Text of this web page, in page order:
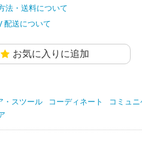
法・送料について
配送について
お気に入りに追加
・スツール コーディネート コミュ